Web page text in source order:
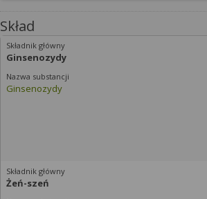
Skład
Ginsenozydy
Ginsenozydy
Żeń-szeń